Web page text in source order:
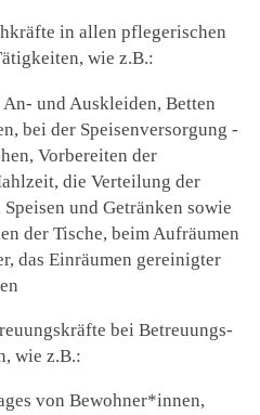
in allen pflegerischen
wie z.B.:
und Auskleiden, Betten
bei der Speisenversorgung -
Vorbereiten der
die Verteilung der
und Getränken sowie
der Tische, beim Aufräumen
das Einräumen gereinigter
bei Betreuungs-
wie z.B.:
von Bewohner*innen,